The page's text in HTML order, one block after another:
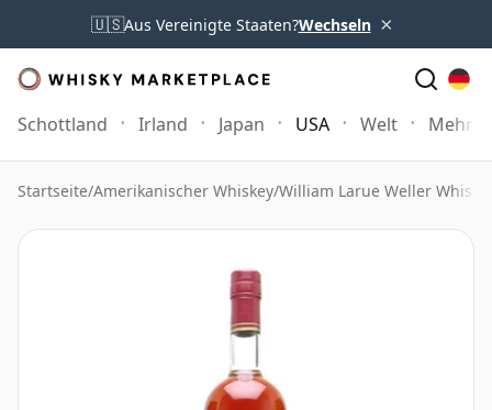
🇺🇸Aus Vereinigte Staaten?Wechseln ×
Schottland Irland Japan USA Welt Mehr
Startseite/Amerikanischer Whiskey/William Larue Weller